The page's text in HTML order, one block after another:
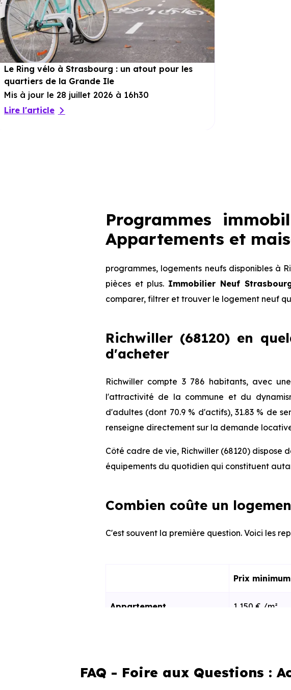
Le Ring vélo à Strasbourg : un atout pour les
quartiers de la Grande Ile
Mis à jour le 28 juillet 2026 à 16h30
Lire l'article
Programmes
Appartements et
programmes, logements neufs disponibles à
pièces et plus. Immobilier Neuf
comparer, filtrer et trouver le logement neuf
Richwiller (68120) en
d'acheter
Richwiller compte 3 786 habitants, avec
l'attractivité de la commune et du
d'adultes (dont 70.9 % d'actifs), 31.83 % de
renseigne directement sur la demande
Côté cadre de vie, Richwiller (68120) dispose
équipements du quotidien qui constituent
Combien coûte un
C'est souvent la première question. Voici les
Prix minimum
Appartement 1 150 € /m²
Ces prix varient selon la localisation dans
FAQ - Foire aux Questions :